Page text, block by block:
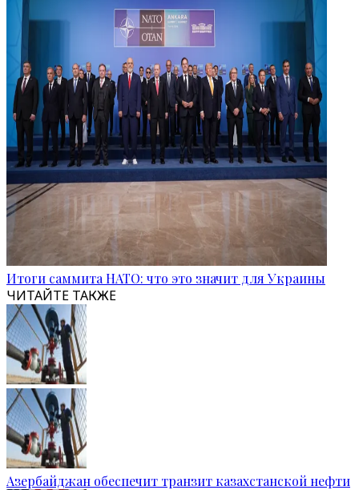
Итоги саммита НАТО: что это значит для Украины
ЧИТАЙТЕ ТАКЖЕ
Азербайджан обеспечит транзит казахстанской нефти